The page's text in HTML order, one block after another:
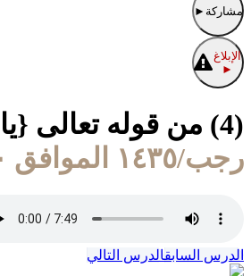
مشاركة ►
الإبلاغ
►
(4) من قوله تعالى {يا أيها الذين آمنوا لا تتخذوا} الآية 23 إلى قوله تعالى {ثم يتوب الله من بعد} الآية 27
رجب/١٤٣٥ الموافق ٣٠/أبريل/٢٠١٤
الدرس السابقالدرس التالي